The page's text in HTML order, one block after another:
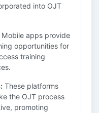
into OJT
Mobile apps provide
opportunities for
training
These platforms
the OJT process
promoting